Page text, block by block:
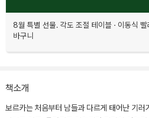
8월 특별 선물. 각도 조절 테이블 · 이동식 빨
바구니
책소개
보르카는 처음부터 남들과 다르게 태어난 기러